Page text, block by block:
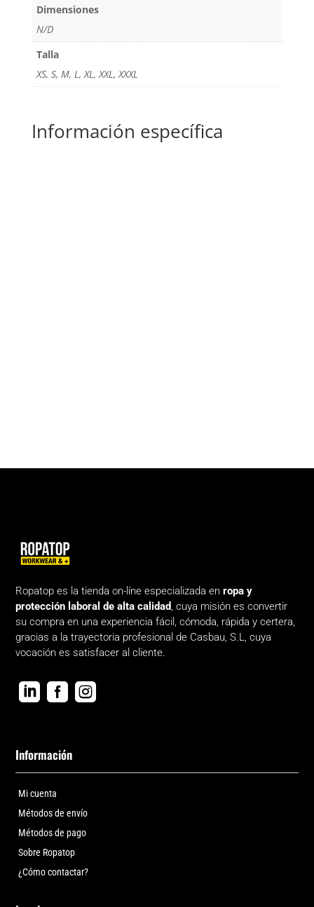
Dimensiones
N/D
Talla
XS, S, M, L, XL, XXL, XXXL
Información específica
Ropatop es la tienda on-líne especializada enropa y
protección laboral de alta calidad, cuya misión es convertir
su compra en una experiencia fácil, cómoda, rápida y certera,
gracias a la trayectoria profesional de Casbau, S.L, cuya
vocación es satisfacer al cliente.
  
Información
Mi cuenta
Métodos de envío
Métodos de pago
Sobre Ropatop
¿Cómo contactar?